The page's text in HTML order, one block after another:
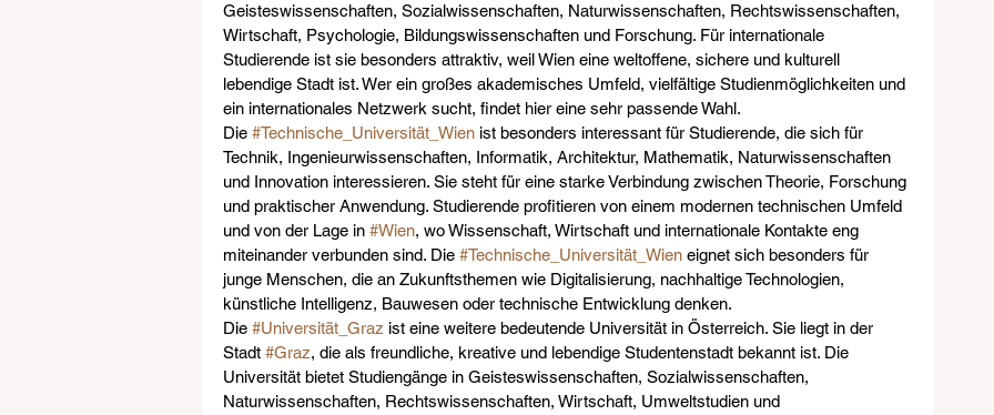
Geisteswissenschaften, Sozialwissenschaften, Naturwissenschaften, Rechtswissenschaften,
Wirtschaft, Psychologie, Bildungswissenschaften und Forschung. Für internationale
Studierende ist sie besonders attraktiv, weil Wien eine weltoffene, sichere und kulturell
lebendige Stadt ist. Wer ein großes akademisches Umfeld, vielfältige Studienmöglichkeiten und
ein internationales Netzwerk sucht, findet hier eine sehr passende Wahl.
Die #Technische_Universität_Wien ist besonders interessant für Studierende, die sich für
Technik, Ingenieurwissenschaften, Informatik, Architektur, Mathematik, Naturwissenschaften
und Innovation interessieren. Sie steht für eine starke Verbindung zwischen Theorie, Forschung
und praktischer Anwendung. Studierende profitieren von einem modernen technischen Umfeld
und von der Lage in #Wien, wo Wissenschaft, Wirtschaft und internationale Kontakte eng
miteinander verbunden sind. Die #Technische_Universität_Wien eignet sich besonders für
junge Menschen, die an Zukunftsthemen wie Digitalisierung, nachhaltige Technologien,
künstliche Intelligenz, Bauwesen oder technische Entwicklung denken.
Die #Universität_Graz ist eine weitere bedeutende Universität in Österreich. Sie liegt in der
Stadt #Graz, die als freundliche, kreative und lebendige Studentenstadt bekannt ist. Die
Universität bietet Studiengänge in Geisteswissenschaften, Sozialwissenschaften,
Naturwissenschaften, Rechtswissenschaften, Wirtschaft, Umweltstudien und